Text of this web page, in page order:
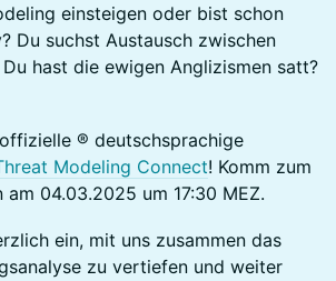
einsteigen oder bist schon
Du suchst Austausch zwischen
hast die ewigen Anglizismen satt?
® deutschsprachige
Modeling Connect! Komm zum
04.03.2025 um 17:30 MEZ.
ein, mit uns zusammen das
zu vertiefen und weiter